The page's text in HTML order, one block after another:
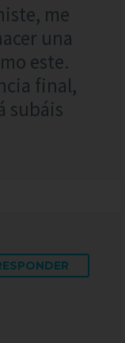
me
una
este.
final,
subáis